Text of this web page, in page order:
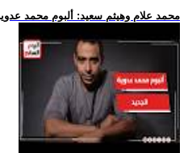
.. محمد علام وهيثم سعيد: ألبوم محمد